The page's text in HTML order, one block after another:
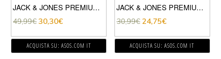
JACK & JONES PREMIUM – BOMBER IN FELPA CON ZIP A COSTE GRIGIO PIETRA
49,99€ 30,30€
ACQUISTA SU: ASOS.COM IT
JACK & JONES PREMIUM – FELPA CON MOTIVO TESTURIZZATO GRIGIO CHIARO
30,99€ 24,75€
ACQUISTA SU: ASOS.COM IT